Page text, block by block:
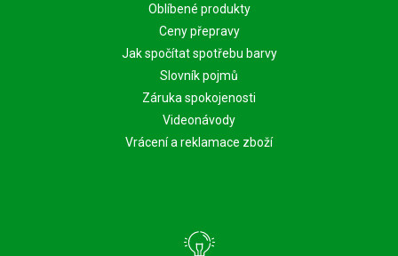
Oblíbené produkty
Ceny přepravy
Jak spočítat spotřebu barvy
Slovník pojmů
Záruka spokojenosti
Videonávody
Vrácení a reklamace zboží